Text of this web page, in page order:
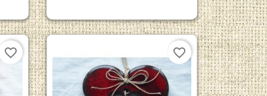
favorite_border favorite_border